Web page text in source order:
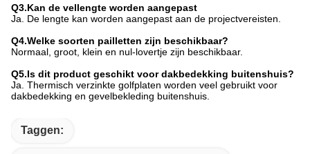
Q3.Kan de vellengte worden aangepast
Ja. De lengte kan worden aangepast aan de projectvereisten.
Q4.Welke soorten pailletten zijn beschikbaar?
Normaal, groot, klein en nul-lovertje zijn beschikbaar.
Q5.Is dit product geschikt voor dakbedekking buitenshuis?
Ja. Thermisch verzinkte golfplaten worden veel gebruikt voor
dakbedekking en gevelbekleding buitenshuis.
Taggen: